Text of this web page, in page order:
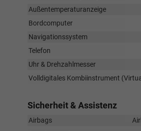
Außentemperaturanzeige
Bordcomputer
Navigationssystem
Telefon
Uhr & Drehzahlmesser
Volldigitales Kombiinstrument
Sicherheit & Assistenz
Airbags